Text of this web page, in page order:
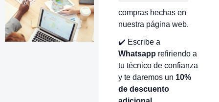
compras hechas en
nuestra página web.
✔️ Escribe a
Whatsapp refiriendo a
tu técnico de confianza
y te daremos un 10%
de descuento
VOLVER ARRIBA